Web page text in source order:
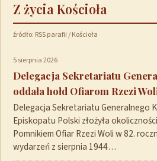
Z życia Kościoła
źródło: RSS parafii / Kościoła
5 sierpnia 2026
Delegacja Sekretariatu
oddała hołd Ofiarom Rzezi
Delegacja Sekretariatu Generalnego
Episkopatu Polski złożyła
Pomnikiem Ofiar Rzezi Woli w 82.
wydarzeń z sierpnia 1944…